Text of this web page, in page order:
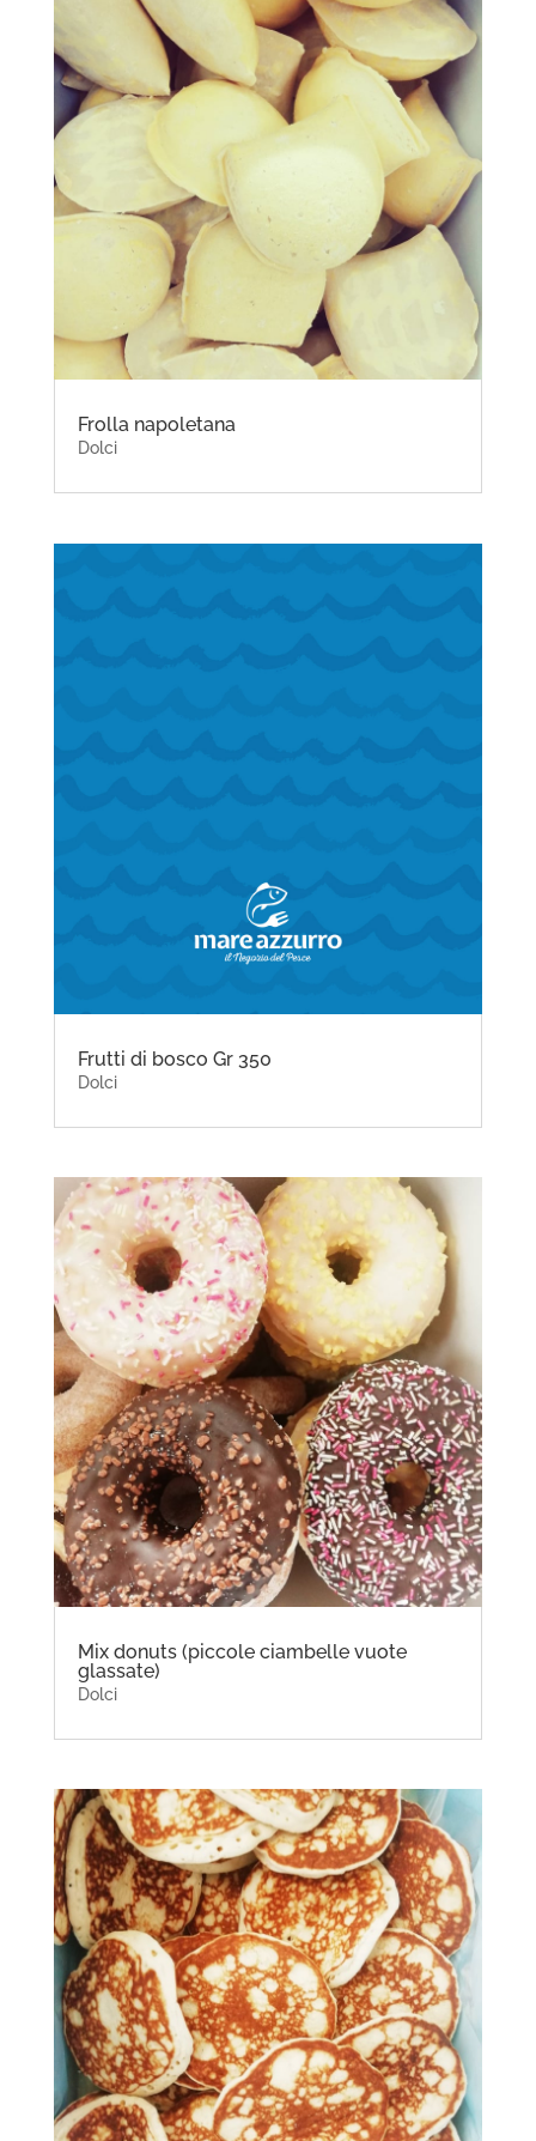
Frolla napoletana
Dolci
Frutti di bosco Gr 350
Dolci
Mix donuts (piccole ciambelle vuote
glassate)
Dolci